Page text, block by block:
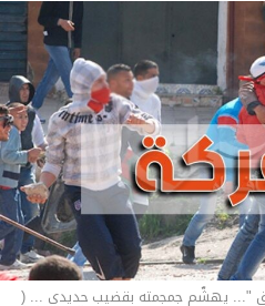
"... يهشّم جمجمته بقضيب حديدي ... (